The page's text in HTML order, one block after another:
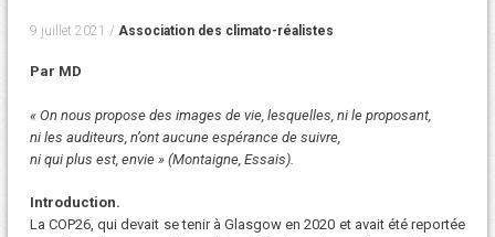
9 juillet 2021 / Association des climato-réalistes
Par MD
« On nous propose des images de vie, lesquelles, ni le proposant,
ni les auditeurs, n’ont aucune espérance de suivre,
ni qui plus est, envie » (Montaigne, Essais).
Introduction.
La COP26, qui devait se tenir à Glasgow en 2020 et avait été reportée